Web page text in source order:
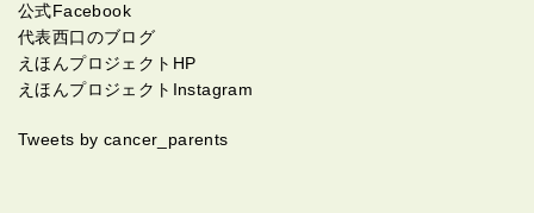
公式Facebook
代表西口のブログ
えほんプロジェクトHP
えほんプロジェクトInstagram
Tweets by cancer_parents